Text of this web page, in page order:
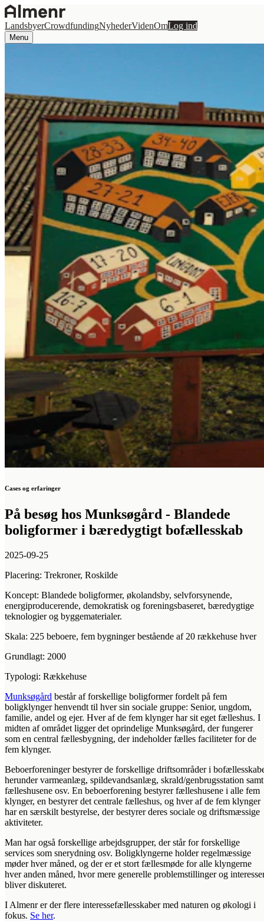
LandsbyerCrowdfundingNyhederVidenOmLog ind
Menu
Cases og erfaringer
På besøg hos Munksøgård - Blandede
boligformer i bæredygtigt bofællesskab
2025-09-25
Placering: Trekroner, Roskilde
Koncept: Blandede boligformer, økolandsby, selvforsynende,
energiproducerende, demokratisk og foreningsbaseret, bæredygtige
teknologier og byggematerialer.
Skala: 225 beboere, fem bygninger bestående af 20 rækkehuse hver
Grundlagt: 2000
Typologi: Rækkehuse
Munksøgård består af forskellige boligformer fordelt på fem
boligklynger henvendt til hver sin sociale gruppe: Senior, ungdom,
familie, andel og ejer. Hver af de fem klynger har sit eget fælleshus. I
midten af området ligger det oprindelige Munksøgård, der fungerer
som en central fællesbygning, der indeholder fælles faciliteter for de
fem klynger.
Beboerforeninger bestyrer de forskellige driftsområder i
herunder varmeanlæg, spildevandsanlæg, skrald/genbrugsstation samt
fælleshusene osv. En beboerforening bestyrer fælleshusene i alle fem
klynger, en bestyrer det centrale fælleshus, og hver af de fem klynger
har en særskilt bestyrelse, der bestyrer deres sociale og driftsmæssige
aktiviteter.
Man har også forskellige arbejdsgrupper, der står for forskellige
services som snerydning osv. Boligklyngerne holder regelmæssige
møder hver måned, og der er et stort fællesmøde for alle klyngerne
hver anden måned, hvor mere generelle problemstillinger og
bliver diskuteret.
I Almenr er der flere interessefællesskaber med naturen og økologi i
fokus. Se her.